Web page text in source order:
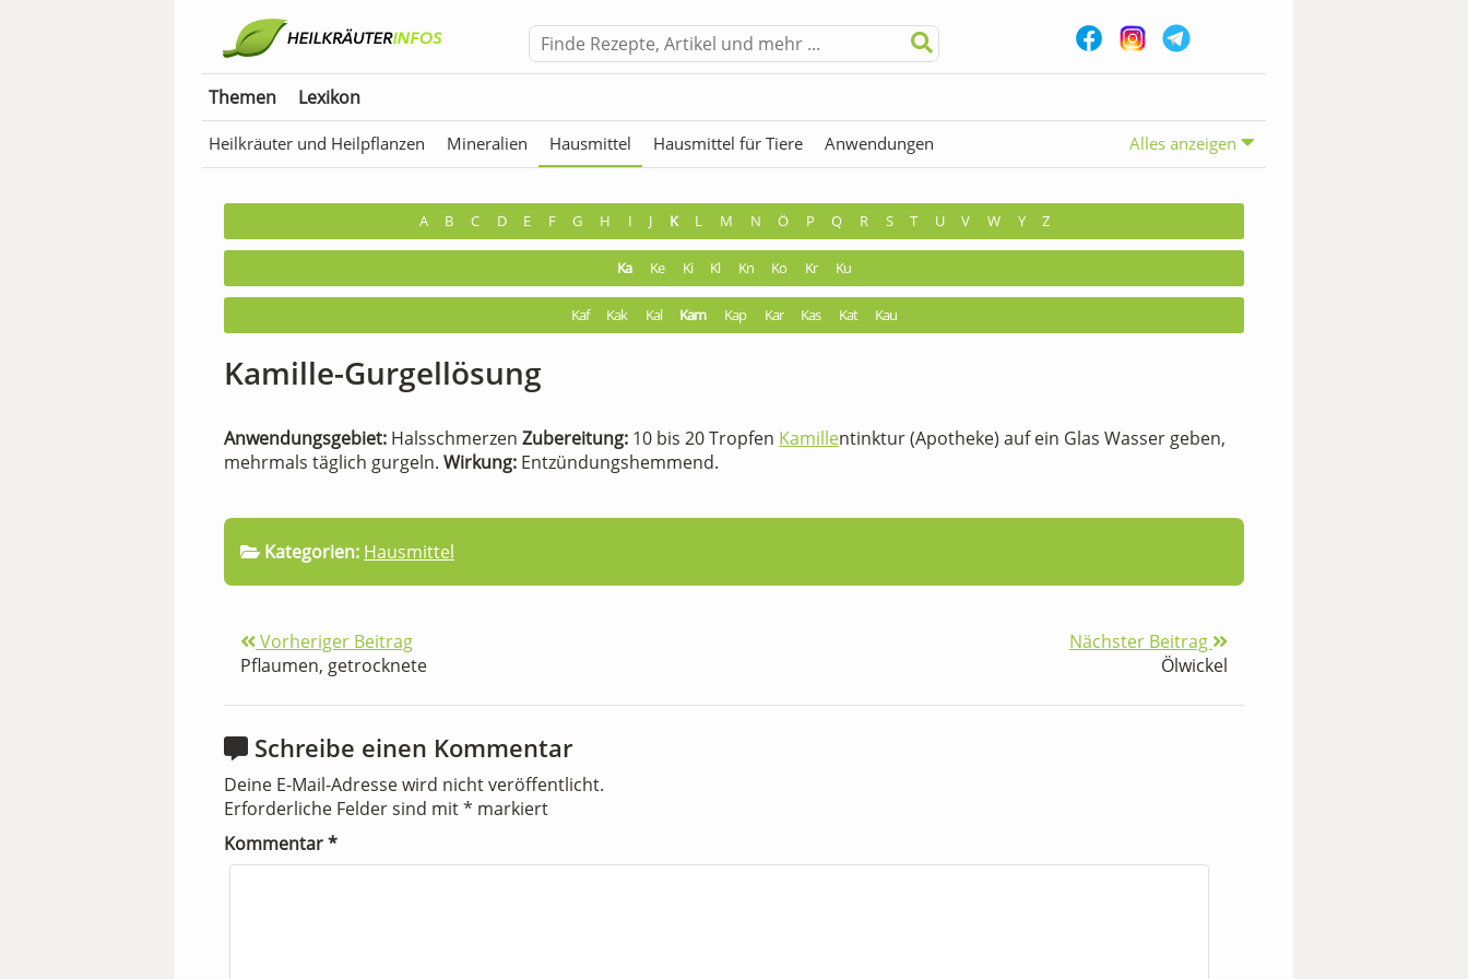
Themen Lexikon
Heilkräuter und Heilpflanzen Mineralien Hausmittel Hausmittel für Tiere Anwendungen Alles anzeigen
A B C D E F G H I J K L M N Ö P Q R S T U V W Y Z
Ka Ke Ki Kl Kn Ko Kr Ku
Kaf Kak Kal Kam Kap Kar Kas Kat Kau
Kamille-Gurgellösung
Anwendungsgebiet: Halsschmerzen Zubereitung: 10 bis 20 Tropfen Kamillentinktur (Apotheke) auf ein Glas Wasser geben,
mehrmals täglich gurgeln. Wirkung: Entzündungshemmend.
Kategorien: Hausmittel
Vorheriger Beitrag
Pflaumen, getrocknete
Nächster Beitrag
Ölwickel
Schreibe einen Kommentar
Deine E-Mail-Adresse wird nicht veröffentlicht.
Erforderliche Felder sind mit* markiert
Kommentar*